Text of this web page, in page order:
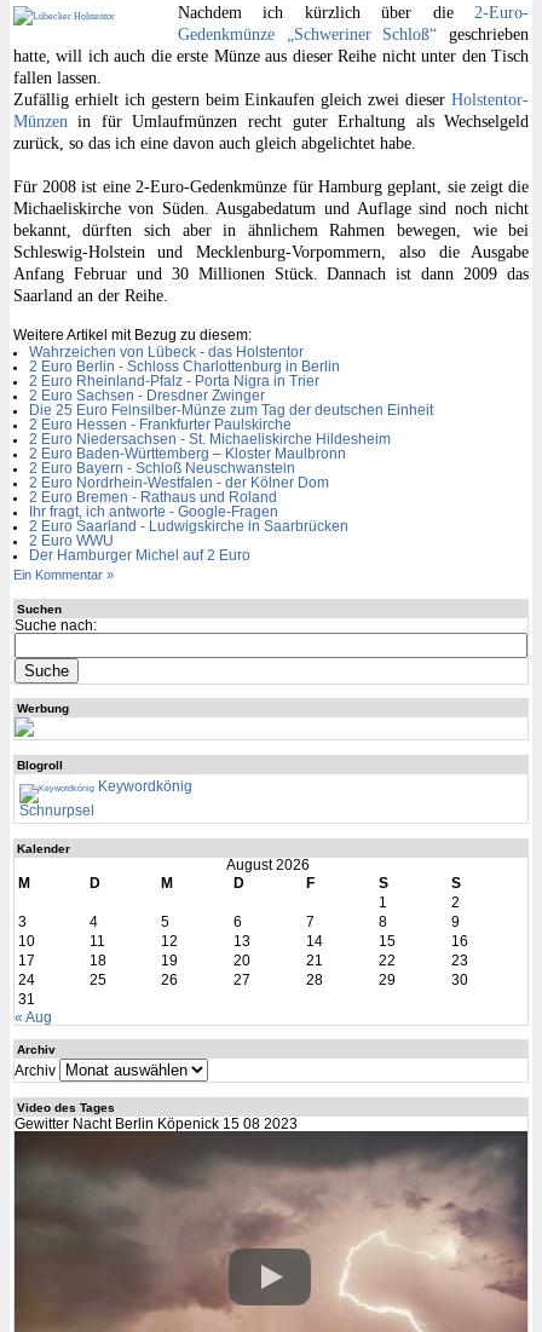
Nachdem ich kürzlich über die 2-Euro-
Gedenkmünze „Schweriner Schloß“ geschrieben
hatte, will ich auch die erste Münze aus dieser Reihe nicht unter den Tisch
fallen lassen.
Zufällig erhielt ich gestern beim Einkaufen gleich zwei dieserHolstentor-
Münzen in für Umlaufmünzen recht guter Erhaltung als Wechselgeld
zurück, so das ich eine davon auch gleich abgelichtet habe.
Für 2008 ist eine 2-Euro-Gedenkmünze für Hamburg geplant, sie zeigt die
Michaeliskirche von Süden. Ausgabedatum und Auflage sind noch nicht
bekannt, dürften sich aber in ähnlichem Rahmen bewegen, wie bei
Schleswig-Holstein und Mecklenburg-Vorpommern, also die Ausgabe
Anfang Februar und 30 Millionen Stück. Dannach ist dann 2009 das
Saarland an der Reihe.
Weitere Artikel mit Bezug zu diesem:
Wahrzeichen von Lübeck - das Holstentor
2 Euro Berlin - Schloss Charlottenburg in Berlin
2 Euro Rheinland-Pfalz - Porta Nigra in Trier
2 Euro Sachsen - Dresdner Zwinger
Die 25 Euro Feinsilber-Münze zum Tag der deutschen Einheit
2 Euro Hessen - Frankfurter Paulskirche
2 Euro Niedersachsen - St. Michaeliskirche Hildesheim
2 Euro Baden-Württemberg – Kloster Maulbronn
2 Euro Bayern - Schloß Neuschwanstein
2 Euro Nordrhein-Westfalen - der Kölner Dom
2 Euro Bremen - Rathaus und Roland
Ihr fragt, ich antworte - Google-Fragen
2 Euro Saarland - Ludwigskirche in Saarbrücken
2 Euro WWU
Der Hamburger Michel auf 2 Euro
Ein Kommentar »
Suchen
Suche nach:
Werbung
Blogroll
Keywordkönig
Schnurpsel
Kalender
August 2026
M
D M D F S
S
1
2
3
4 5 6 7 8
9
10
11 12 13 14 15
16
17
18 19 20 21 22
23
24
25 26 27 28 29
30
31
« Aug
Archiv
Archiv
Video des Tages
Gewitter Nacht Berlin Köpenick 15 08 2023